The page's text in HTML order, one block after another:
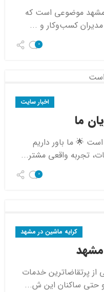
مشهد موضوعی است که
مدیران کسب‌وکار و ...
0
اخبار سایت
ما
🌟 ما باور داریم
تجربه واقعی مشتر...
0
کرایه ماشین در مشهد
مشهد
پرتقاضاترین خدمات
و حتی ساکنان این ش...